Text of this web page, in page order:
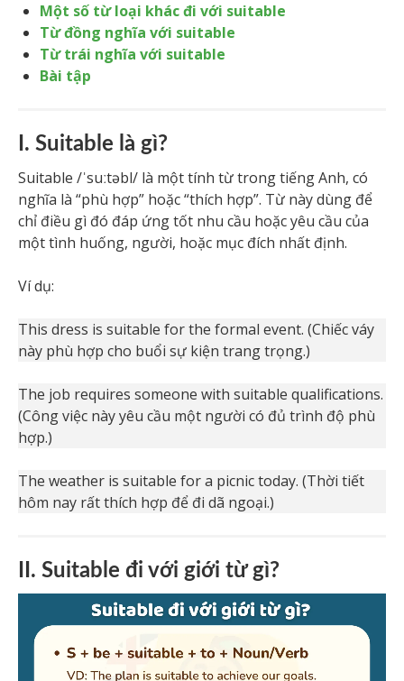
Một số từ loại khác đi với suitable
Từ đồng nghĩa với suitable
Từ trái nghĩa với suitable
Bài tập
I. Suitable là gì?
Suitable /ˈsuːtəbl/ là một tính từ trong tiếng Anh, có
nghĩa là “phù hợp” hoặc “thích hợp”. Từ này dùng để
chỉ điều gì đó đáp ứng tốt nhu cầu hoặc yêu cầu của
một tình huống, người, hoặc mục đích nhất định.
Ví dụ:
This dress is suitable for the formal event. (Chiếc váy
này phù hợp cho buổi sự kiện trang trọng.)
The job requires someone with suitable qualifications.
(Công việc này yêu cầu một người có đủ trình độ phù
hợp.)
The weather is suitable for a picnic today. (Thời tiết
hôm nay rất thích hợp để đi dã ngoại.)
II. Suitable đi với giới từ gì?